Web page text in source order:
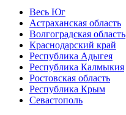
Весь Юг
Астраханская область
Волгоградская область
Краснодарский край
Республика Адыгея
Республика Калмыкия
Ростовская область
Республика Крым
Севастополь